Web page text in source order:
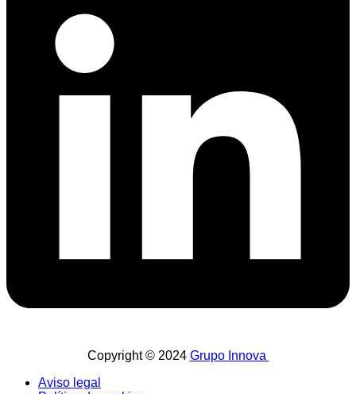
Copyright © 2024 Grupo Innova
Aviso legal